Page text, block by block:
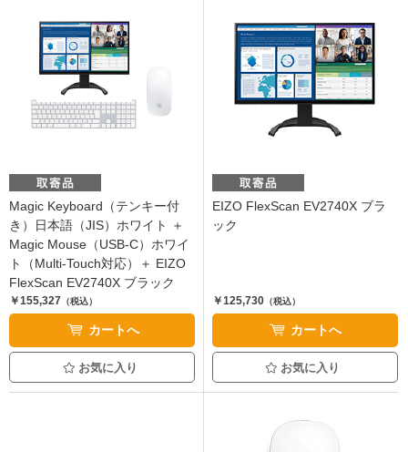
Magic Keyboard（テンキー付
き）日本語（JIS）ホワイト ＋
Magic Mouse（USB-C）ホワイ
ト（Multi-Touch対応）＋ EIZO
FlexScan EV2740X ブラック
￥155,327 （税込）
カートへ
お気に入り
EIZO FlexScan EV2740X ブラ
ック
￥125,730（税込）
カートへ
お気に入り